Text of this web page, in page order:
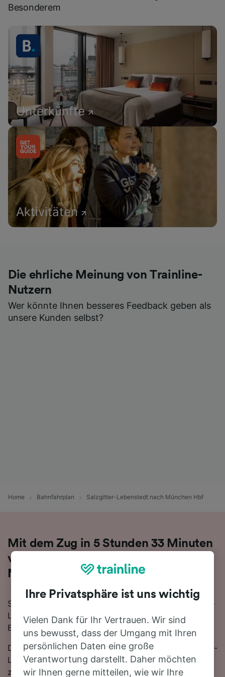
Besonderem
Unterkünfte
Aktivitäten
Die ehrliche Meinung von Trainline-
Nutzern
Wer könnte Ihnen besseres Feedback geben als
unsere Kunden selbst?
Home Bahnfahrplan Salzgitter-Lebenstedt nach München Hbf
Mit dem Zug in 5 Stunden 33 Minuten
von Salzgitter-Lebenstedt nach
München Hbf
Sie denken darüber nach, für Ihre Reise von Salzgitter-
Lebenstedt nach München Hbf den Zug zu nehmen?
Bei uns sind Sie goldrichtig!
Die schnellste Fahrtzeit, um die 454 km von Salzgitter-
Lebenstedt nach München Hbf mit dem Zug
zurückzulegen beträgt 5 Stunden 33 Minuten, wobei
Ihre Privatsphäre ist uns wichtig
Vielen Dank für Ihr Vertrauen. Wir sind
uns bewusst, dass der Umgang mit Ihren
persönlichen Daten eine große
Verantwortung darstellt. Daher möchten
wir Ihnen gerne mitteilen, wie wir Ihre